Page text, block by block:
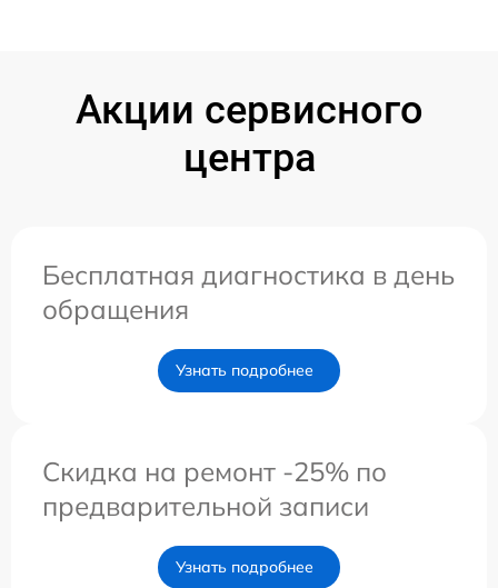
Акции сервисного
центра
Бесплатная диагностика в день
обращения
Узнать подробнее
Скидка на ремонт -25% по
предварительной записи
Узнать подробнее